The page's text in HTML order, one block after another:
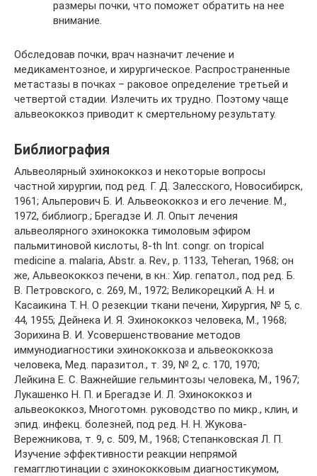
размеры почки, что поможет обратить на нее
внимание.
Обследовав почки, врач назначит лечение и
медикаментозное, и хирургическое. Распространенные
метастазы в почках – раковое определение третьей и
четвертой стадии. Излечить их трудно. Поэтому чаще
альвеококкоз приводит к смертельному результату.
Библиография
Альвеолярный эхинококкоз и некоторые вопросы
частной хирургии, под ред. Г. Д. Залесского, Новосибирск,
1961; Альперович Б. И. Альвеококкоз и его лечение. М.,
1972, библиогр.; Брегадзе И. Л. Опыт лечения
альвеолярного эхинококка тимоловым эфиром
пальмитиновой кислоты, 8-th Int. congr. on tropical
medicine a. malaria, Abstr. a. Rev., p. 1133, Teheran, 1968; он
же, Альвеококкоз печени, в кн.: Хир. гепатол., под ред. Б.
В. Петровского, с. 269, М., 1972; Великорецкий А. Н. и
Касаикина Т. Н. О резекции ткани печени, Хирургия, № 5, с.
44, 1955; Дейнека И. Я. Эхинококкоз человека, М., 1968;
Зорихина В. И. Усовершенствование методов
иммунодиагностики эхинококкоза и альвеококкоза
человека, Мед. паразитол., т. 39, № 2, с. 170, 1970;
Лейкинa E. С. Важнейшие гельминтозы человека, М., 1967;
Лукашенко Н. П. и Брегадзе И. Л. Эхинококкоз и
альвеококкоз, Многотомн. руководство по микр., клин, и
эпид. инфекц. болезней, под ред. Н. Н. Жукова-
Вережникова, т. 9, с. 509, М., 1968; Степанковская Л. П.
Изучение эффективности реакции непрямой
гемагглютинации с эхинококковым диагностикумом,